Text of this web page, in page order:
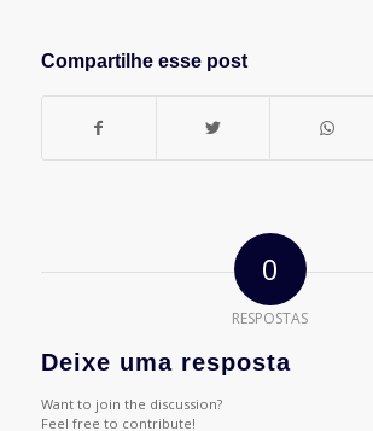
Compartilhe esse post
0
RESPOSTAS
Deixe uma resposta
Want to join the discussion?
Feel free to contribute!